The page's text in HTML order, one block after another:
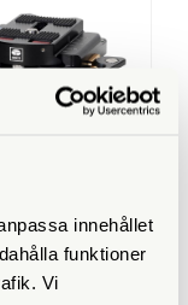
innehållet
funktioner
Vi
i lager